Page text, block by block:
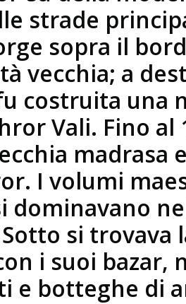
strade
sopra il
vecchia; a
costruita una
Vali. Fino al
madrasa
I volumi
si trovava
i suoi bazar,
e botteghe di